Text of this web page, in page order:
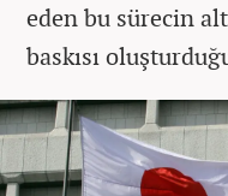
eden bu sürecin
baskısı